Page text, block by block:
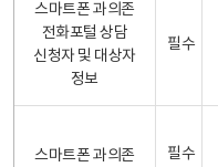
스마트폰 과의존
전화포털 상담
신청자 및 대상자
정보
필수
스마트폰 과의존
필수